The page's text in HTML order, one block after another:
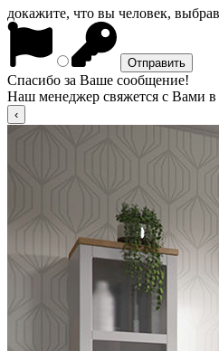
докажите, что вы человек, выбрав
Спасибо за Ваше сообщение!
Наш менеджер свяжется с Вами